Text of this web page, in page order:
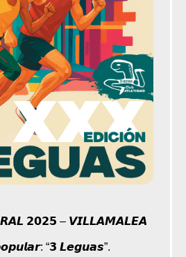
𝟮𝟬𝟮𝟱 – 𝙑𝙄𝙇𝙇𝘼𝙈𝘼𝙇𝙀𝘼
“𝟯 𝙇𝙚𝙜𝙪𝙖𝙨”.